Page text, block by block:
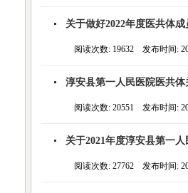
关于做好2022年度医共体
阅读次数: 19632 发布时间:
淳安县第一人民医院医共
阅读次数: 20551 发布时间:
关于2021年度淳安县第一
阅读次数: 27762 发布时间: